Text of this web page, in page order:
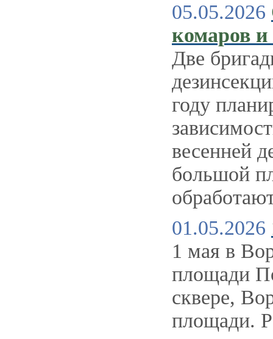
05.05.2026
комаров
Две
году
весенней
большой
01.05.2026
1 мая в
площади
сквере,
площади.